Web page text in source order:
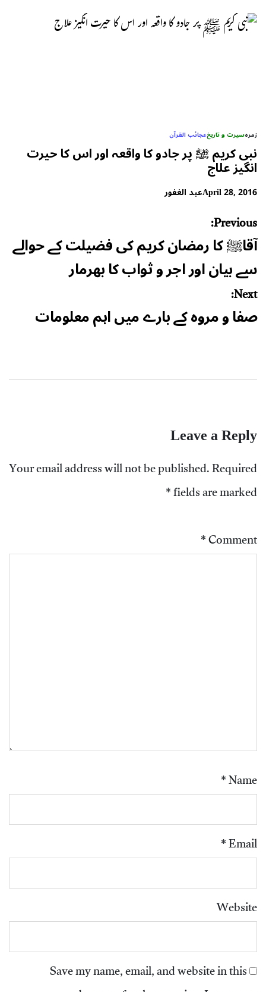
زمرہسیرت و تاریخعجائب القرآن
نبی کریم ﷺ پر جادو کا واقعہ اور اس کا حیرت
انگیز علاج
April 28, 2016عبد الغفور
Post
navigation
Previous:
آقاﷺ کا رمضان کریم کی فضیلت کے حوالے
سے بیان اور اجر و ثواب کا بھرمار
Next:
صفا و مروه کے بارے میں اہم معلومات
Leave a Reply
Your email address will not be published.Required
fields are marked
*
Comment
*
Name
*
Email
*
Website
Save my name, email, and website in this